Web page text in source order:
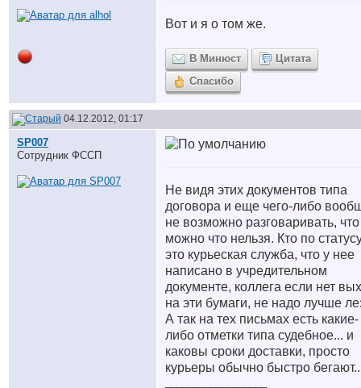
Вот и я о том же.
В Минюст
Цитата
Спасибо
04.12.2012, 01:17
SP007
Сотрудник ФССП
Не видя этих документов типа
договора и еще чего-либо
не возможно разговаривать, что
можно что нельзя. Кто по
это курьеская служба, что у нее
написано в учредительном
документе, коллега если нет
на эти бумаги, не надо лучше
А так на тех письмах есть какие-
либо отметки типа судебное... и
каковы сроки доставки, просто
курьеры обычно быстро